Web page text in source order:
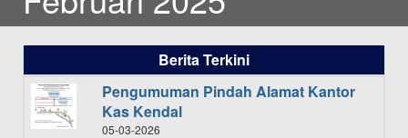
Berita Terkini
Pengumuman Pindah Alamat Kantor
Kas Kendal
05-03-2026